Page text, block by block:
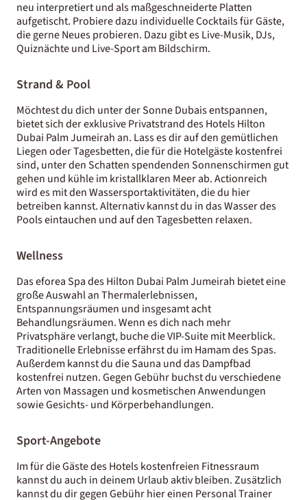
neu interpretiert und als maßgeschneiderte Platten
aufgetischt. Probiere dazu individuelle Cocktails für Gäste,
die gerne Neues probieren. Dazu gibt es Live-Musik, DJs,
Quiznächte und Live-Sport am Bildschirm.
Strand & Pool
Möchtest du dich unter der Sonne Dubais entspannen,
bietet sich der exklusive Privatstrand des Hotels Hilton
Dubai Palm Jumeirah an. Lass es dir auf den gemütlichen
Liegen oder Tagesbetten, die für die Hotelgäste kostenfrei
sind, unter den Schatten spendenden Sonnenschirmen gut
gehen und kühle im kristallklaren Meer ab. Actionreich
wird es mit den Wassersportaktivitäten, die du hier
betreiben kannst. Alternativ kannst du in das Wasser des
Pools eintauchen und auf den Tagesbetten relaxen.
Wellness
Das eforea Spa des Hilton Dubai Palm Jumeirah bietet eine
große Auswahl an Thermalerlebnissen,
Entspannungsräumen und insgesamt acht
Behandlungsräumen. Wenn es dich nach mehr
Privatsphäre verlangt, buche die VIP-Suite mit Meerblick.
Traditionelle Erlebnisse erfährst du im Hamam des Spas.
Außerdem kannst du die Sauna und das Dampfbad
kostenfrei nutzen. Gegen Gebühr buchst du verschiedene
Arten von Massagen und kosmetischen Anwendungen
sowie Gesichts- und Körperbehandlungen.
Sport-Angebote
Im für die Gäste des Hotels kostenfreien Fitnessraum
kannst du auch in deinem Urlaub aktiv bleiben. Zusätzlich
kannst du dir gegen Gebühr hier einen Personal Trainer